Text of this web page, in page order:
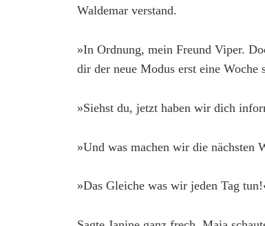
Waldemar verstand.
»In Ordnung, mein Freund Viper.
dir der neue Modus erst eine Woche
»Siehst du, jetzt haben wir dich
»Und was machen wir die nächsten
»Das Gleiche was wir jeden Tag